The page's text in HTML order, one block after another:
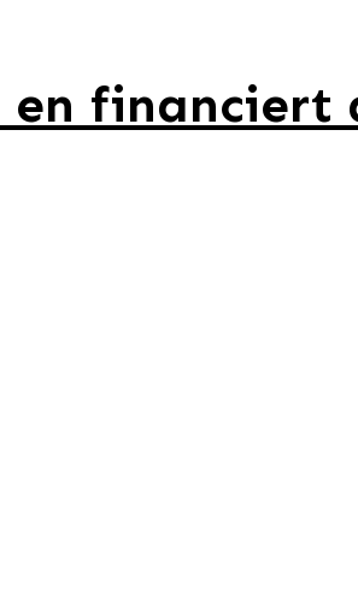
financiert